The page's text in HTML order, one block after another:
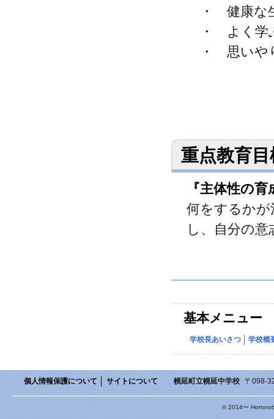
・ 健康な
・ よく学
・ 思いや
重点教育目
『主体性の育
何をするか
し、自分の
基本メニュー
学校長あいさつ 学校概
個人情報保護について サイトについて 幌延町立幌延中学校 〒098-
© 2014〜